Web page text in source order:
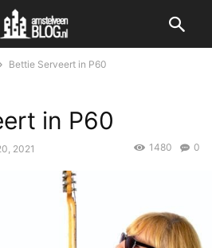
Bettie Serveert in P60
in P60
2021 0
1480